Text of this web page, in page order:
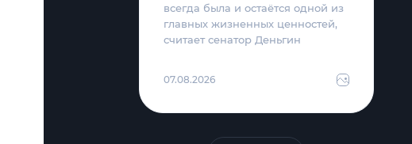
всегда была и остаётся одной из
главных жизненных ценностей,
считает сенатор Деньгин
07.08.2026